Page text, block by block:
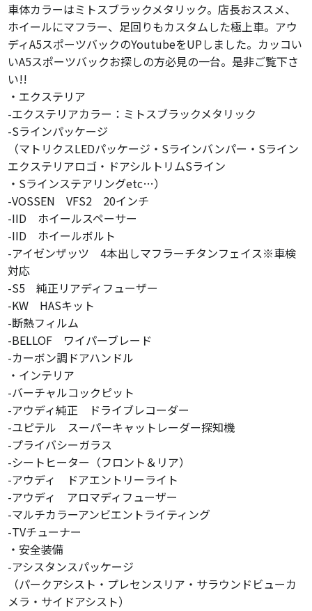
車体カラーはミトスブラックメタリック。店長おススメ、
ホイールにマフラー、足回りもカスタムした極上車。アウ
ディA5スポーツバックのYoutubeをUPしました。カッコい
いA5スポーツバックお探しの方必見の一台。是非ご覧下さ
い!!
・エクステリア
-エクステリアカラー：ミトスブラックメタリック
-Sラインパッケージ
（マトリクスLEDパッケージ・Sラインバンパー・Sライン
エクステリアロゴ・ドアシルトリムSライン
・Sラインステアリングetc…）
-VOSSEN VFS2 20インチ
-IID ホイールスペーサー
-IID ホイールボルト
-アイゼンザッツ 4本出しマフラーチタンフェイス※車検
対応
-S5 純正リアディフューザー
-KW HASキット
-断熱フィルム
-BELLOF ワイパーブレード
-カーボン調ドアハンドル
・インテリア
-バーチャルコックピット
-アウディ純正 ドライブレコーダー
-ユピテル スーパーキャットレーダー探知機
-プライバシーガラス
-シートヒーター（フロント＆リア）
-アウディ ドアエントリーライト
-アウディ アロマディフューザー
-マルチカラーアンビエントライティング
-TVチューナー
・安全装備
-アシスタンスパッケージ
（パークアシスト・プレセンスリア・サラウンドビューカ
メラ・サイドアシスト）